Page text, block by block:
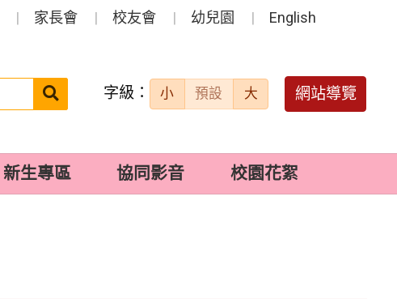
家長會 校友會 幼兒園 English
搜
送出 字級： 小 預設 大 網站導覽
新生專區 協同影音 校園花絮